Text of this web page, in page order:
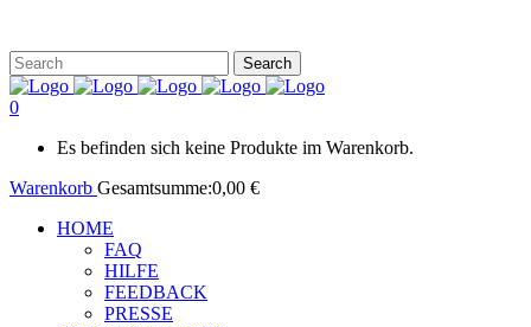
0
Es befinden sich keine Produkte im Warenkorb.
Warenkorb Gesamtsumme:0,00 €
HOME
FAQ
HILFE
FEEDBACK
PRESSE